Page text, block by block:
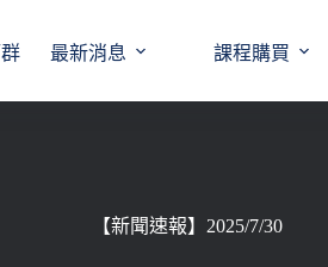
最新消息 課程購買
【新聞速報】2025/7/30